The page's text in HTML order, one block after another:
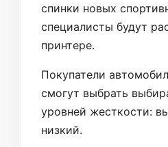
спинки новых
специалисты будут
принтере.
Покупатели
смогут выбрать
уровней жесткости:
низкий.